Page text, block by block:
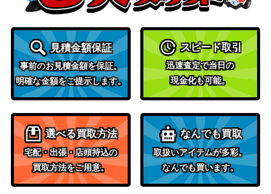
見積金額保証
事前のお見積金額を保証。
明確な金額をご提示します。
スピード取引
迅速査定で当日の
現金化も可能。
選べる買取方法
宅配・出張・店頭持込の
買取方法をご用意。
なんでも買取
取扱いアイテムが多彩。
なんでも買います。